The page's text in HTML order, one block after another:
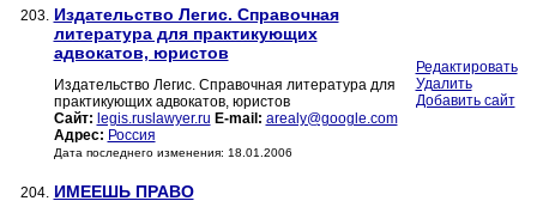
203. Издательство Легис. Справочная
литература для практикующих
адвокатов, юристов
Издательство Легис. Справочная литература для
практикующих адвокатов, юристов
Сайт: legis.ruslawyer.ru E-mail: arealy@google.com
Адрес: Россия
Дата последнего изменения: 18.01.2006
Редактировать
Удалить
Добавить сайт
204. ИМЕЕШЬ ПРАВО